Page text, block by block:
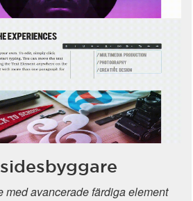
med avancerade färdiga element